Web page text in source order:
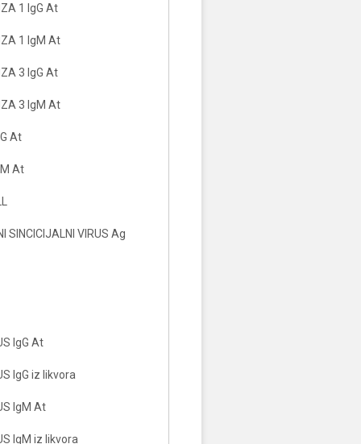
1 IgG At
1 IgM At
3 IgG At
3 IgM At
At
At
SINCICIJALNI VIRUS Ag
IgG At
IgG iz likvora
IgM At
IgM iz likvora